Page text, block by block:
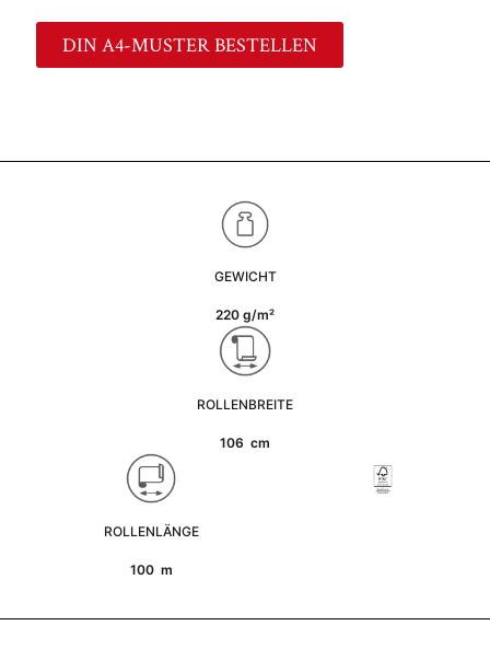
DIN A4-MUSTER BESTELLEN
GEWICHT
220 g/m²
ROLLENBREITE
106 cm
ROLLENLÄNGE
100 m